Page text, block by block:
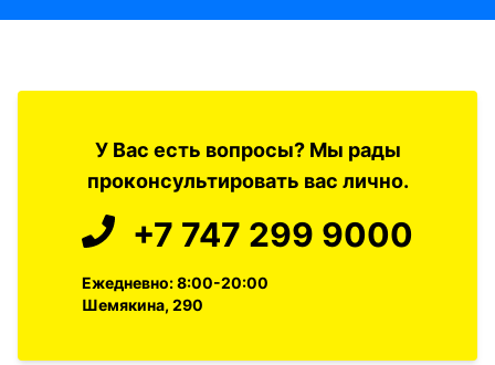
У Вас есть вопросы? Мы рады
проконсультировать вас лично.
+7 747 299 9000
Ежедневно: 8:00-20:00
Шемякина, 290